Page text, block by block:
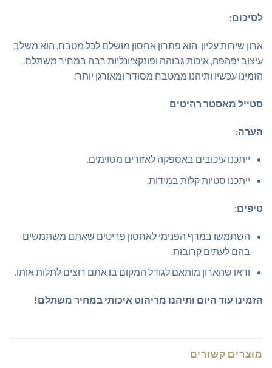
לסיכום:
ארון שירות עליון הוא פתרון אחסון מושלם לכל מטבח. הוא משלב
עיצוב יפהפה, איכות גבוהה ופונקציונליות רבה במחיר משתלם.
הזמינו עכשיו ותיהנו ממטבח מסודר ומאורגן יותר!
סטייל מאסטר רהיטים
הערה:
ייתכנו עיכובים באספקה לאזורים מסוימים.
ייתכנו סטיות קלות במידות.
טיפים:
השתמשו במדף הפנימי לאחסון פריטים שאתם משתמשים
בהם לעתים קרובות.
ודאו שהארון מותאם לגודל המקום בו אתם רוצים לתלות אותו.
הזמינו עוד היום ותיהנו מריהוט איכותי במחיר משתלם!
מוצרים קשורים